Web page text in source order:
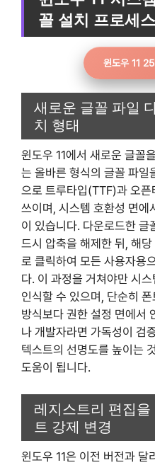
꼴 설치 프로세스
윈도우 11
새로운 글꼴 파일
치 형태
윈도우 11에서 새로운 글꼴
는 올바른 형식의 글꼴 파일
으로 트루타입(TTF)과 오
쓰이며, 시스템 호환성 면에
이 있습니다. 다운로드한
드시 압축을 해제한 뒤, 해
로 클릭하여 모든 사용자용
다. 이 과정을 거쳐야만 시
인식할 수 있으며, 단순히
방식보다 권한 설정 면에서
나 개발자라면 가독성이 검
텍스트의 선명도를 높이는
도움이 됩니다.
레지스트리 편집
트 강제 변경
윈도우 11은 이전 버전과 달